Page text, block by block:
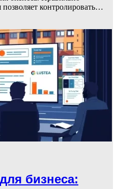
позволяет контролировать…
бизнеса: